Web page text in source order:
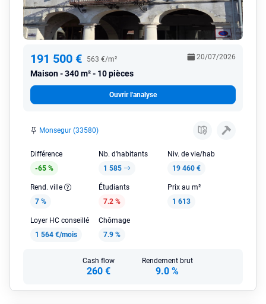
191 500 € 563 €/m²
Maison 340 m² - 10 pièces
20/07/2026
Ouvrir l'analyse
Monsegur (33580)
Différence
-65 %
Nb. d'habitants
1 585
Niv. de vie/hab
19 460 €
Rend. ville
7 %
Étudiants
7.2 %
Prix au m²
1 613
Loyer HC conseillé
1 564 €/mois
Chômage
7.9 %
Cash flow
260 €
Rendement brut
9.0 %